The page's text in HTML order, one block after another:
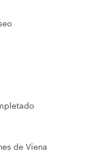
de Viena